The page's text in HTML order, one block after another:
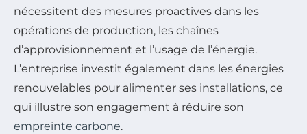
nécessitent des mesures proactives dans les
opérations de production, les chaînes
d’approvisionnement et l’usage de l’énergie.
L’entreprise investit également dans les énergies
renouvelables pour alimenter ses installations, ce
qui illustre son engagement à réduire son
empreinte carbone.